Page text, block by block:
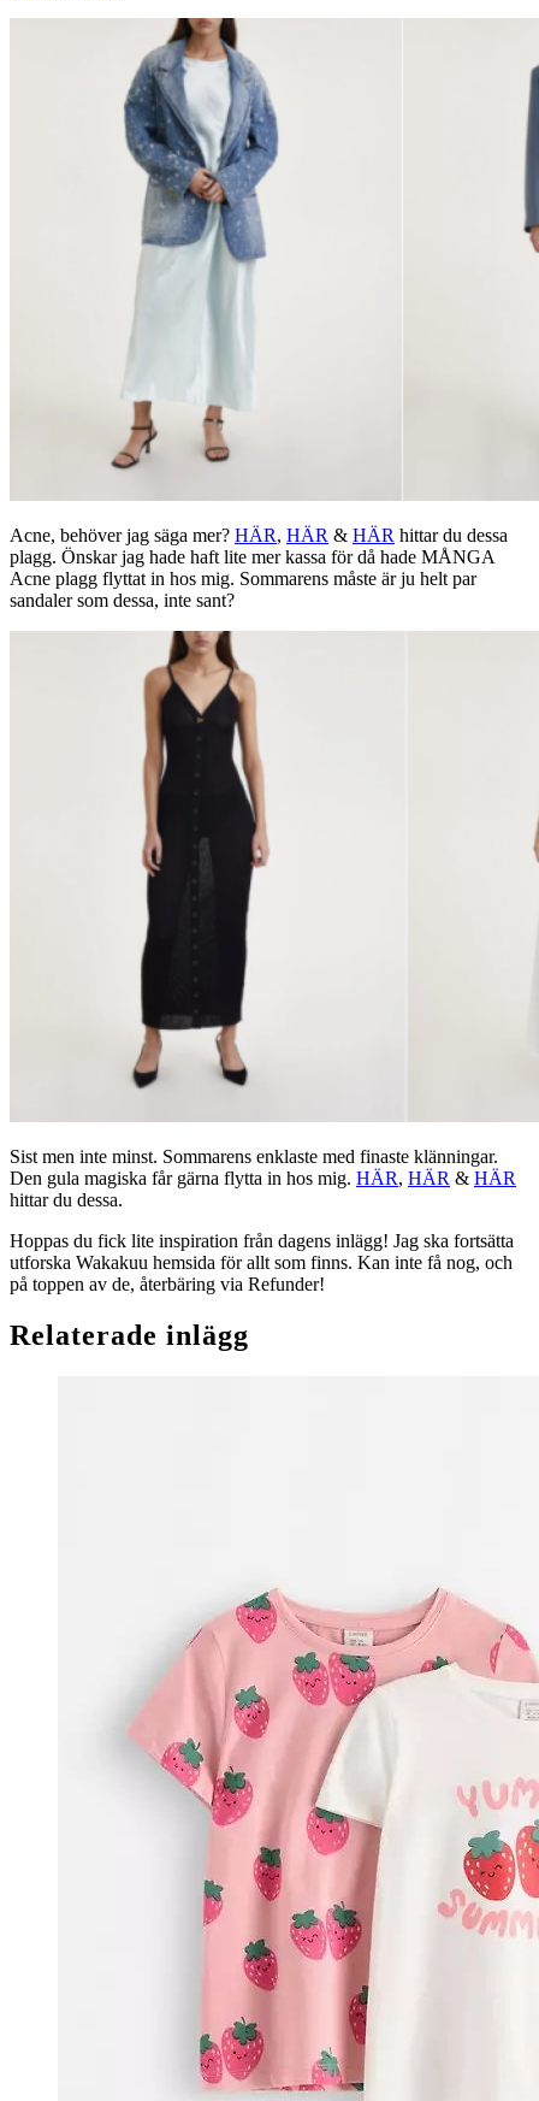
Acne, behöver jag säga mer? HÄR, HÄR & HÄR hittar du dessa
plagg. Önskar jag hade haft lite mer kassa för då hade MÅNGA
Acne plagg flyttat in hos mig. Sommarens måste är ju helt par
sandaler som dessa, inte sant?
Sist men inte minst. Sommarens enklaste med finaste klänningar.
Den gula magiska får gärna flytta in hos mig. HÄR, HÄR & HÄR
hittar du dessa.
Hoppas du fick lite inspiration från dagens inlägg! Jag ska fortsätta
utforska Wakakuu hemsida för allt som finns. Kan inte få nog, och
på toppen av de, återbäring via Refunder!
Relaterade inlägg